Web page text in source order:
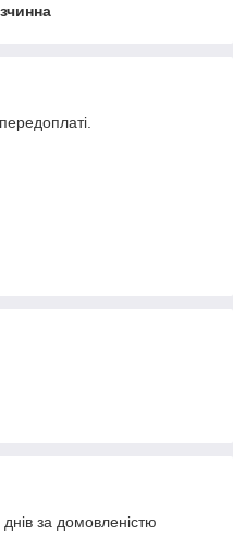
за домовленістю